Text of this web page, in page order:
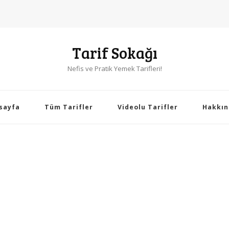
Tarif Sokağı
Nefis ve Pratik Yemek Tarifleri!
Tüm Tarifler Videolu Tarifler